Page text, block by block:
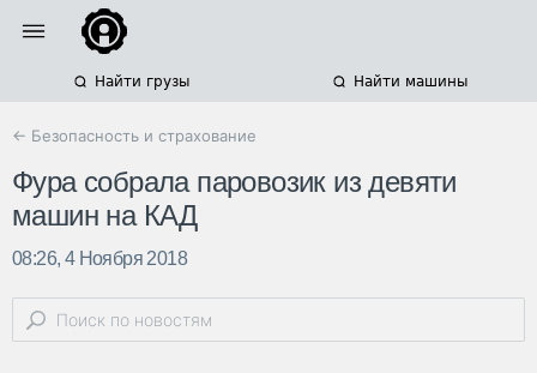
Найти грузы Найти машины
← Безопасность и страхование
Фура собрала паровозик из девяти
машин на КАД
08:26, 4 Ноября 2018